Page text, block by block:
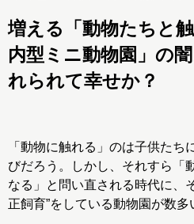
増える「動物たちと
内型ミニ動物園」の
れられて幸せか？
「動物に触れる」のは子供たち
びだろう。しかし、それすら「
なる」と問い直される時代に、
正飼育”をしている動物園が数多